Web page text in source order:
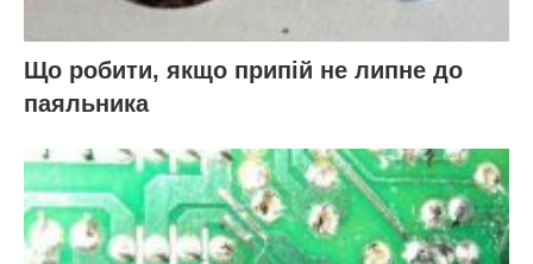
Що робити, якщо припій не липне до
паяльника